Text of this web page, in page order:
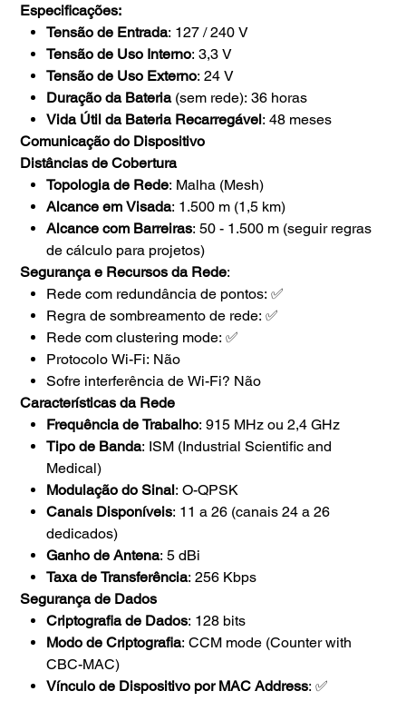
Especificações:
Tensão de Entrada: 127 / 240 V
Tensão de Uso Interno: 3,3 V
Tensão de Uso Externo: 24 V
Duração da Bateria(sem rede): 36 horas
Vida Útil da Bateria Recarregável: 48 meses
Comunicação do Dispositivo
Distâncias de Cobertura
Topologia de Rede: Malha (Mesh)
Alcance em Visada: 1.500 m (1,5 km)
Alcance com Barreiras: 50 - 1.500 m (seguir regras
de cálculo para projetos)
Segurança e Recursos da Rede:
Rede com redundância de pontos: ✅
Regra de sombreamento de rede: ✅
Rede com clustering mode: ✅
Protocolo Wi-Fi: Não
Sofre interferência de Wi-Fi? Não
Características da Rede
Frequência de Trabalho: 915 MHz ou 2,4 GHz
Tipo de Banda: ISM (Industrial Scientific and
Medical)
Modulação do Sinal: O-QPSK
Canais Disponíveis: 11 a 26 (canais 24 a 26
dedicados)
Ganho de Antena: 5 dBi
Taxa de Transferência: 256 Kbps
Segurança de Dados
Criptografia de Dados: 128 bits
Modo de Criptografia: CCM mode (Counter with
CBC-MAC)
Vínculo de Dispositivo por MAC Address: ✅